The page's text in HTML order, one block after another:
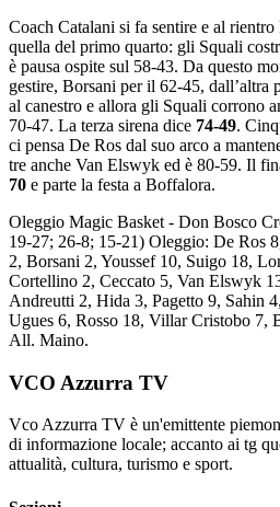
Coach Catalani si fa sentire e al rientro
quella del primo quarto: gli Squali
è pausa ospite sul 58-43. Da questo
gestire, Borsani per il 62-45, dall’altra
al canestro e allora gli Squali corrono
70-47. La terza sirena dice 74-49.
ci pensa De Ros dal suo arco a
tre anche Van Elswyk ed è 80-59. Il
70 e parte la festa a Boffalora.
Oleggio Magic Basket - Don Bosco
19-27; 26-8; 15-21) Oleggio: De Ros
2, Borsani 2, Youssef 10, Suigo 18,
Cortellino 2, Ceccato 5, Van Elswyk
Andreutti 2, Hida 3, Pagetto 9, Sahin
Ugues 6, Rosso 18, Villar Cristobo 7,
All. Maino.
VCO Azzurra TV
Vco Azzurra TV è un'emittente
di informazione locale; accanto ai tg
attualità, cultura, turismo e sport.